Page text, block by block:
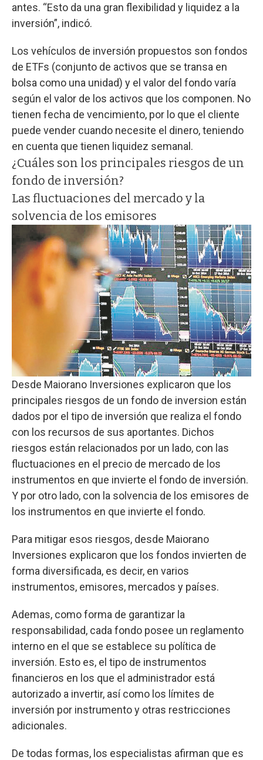
antes. “Esto da una gran flexibilidad y liquidez a la
inversión”, indicó.
Los vehículos de inversión propuestos son fondos
de ETFs (conjunto de activos que se transa en
bolsa como una unidad) y el valor del fondo varía
según el valor de los activos que los componen. No
tienen fecha de vencimiento, por lo que el cliente
puede vender cuando necesite el dinero, teniendo
en cuenta que tienen liquidez semanal.
¿Cuáles son los principales riesgos de un
fondo de inversión?
Las fluctuaciones del mercado y la
solvencia de los emisores
Desde Maiorano Inversiones explicaron que los
principales riesgos de un fondo de inversion están
dados por el tipo de inversión que realiza el fondo
con los recursos de sus aportantes. Dichos
riesgos están relacionados por un lado, con las
fluctuaciones en el precio de mercado de los
instrumentos en que invierte el fondo de inversión.
Y por otro lado, con la solvencia de los emisores de
los instrumentos en que invierte el fondo.
Para mitigar esos riesgos, desde Maiorano
Inversiones explicaron que los fondos invierten de
forma diversificada, es decir, en varios
instrumentos, emisores, mercados y países.
Ademas, como forma de garantizar la
responsabilidad, cada fondo posee un reglamento
interno en el que se establece su política de
inversión. Esto es, el tipo de instrumentos
financieros en los que el administrador está
autorizado a invertir, así como los límites de
inversión por instrumento y otras restricciones
adicionales.
De todas formas, los especialistas afirman que es